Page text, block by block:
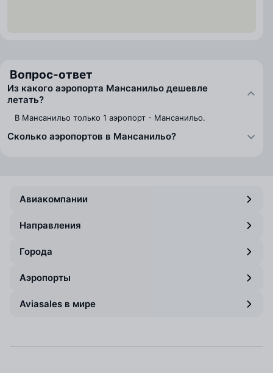
Вопрос-ответ
Из какого аэропорта Мансанильо дешевле
летать?
В Мансанильо только 1 аэропорт - Мансанильо.
Сколько аэропортов в Мансанильо?
Авиакомпании
Направления
Города
Аэропорты
Aviasales в мире